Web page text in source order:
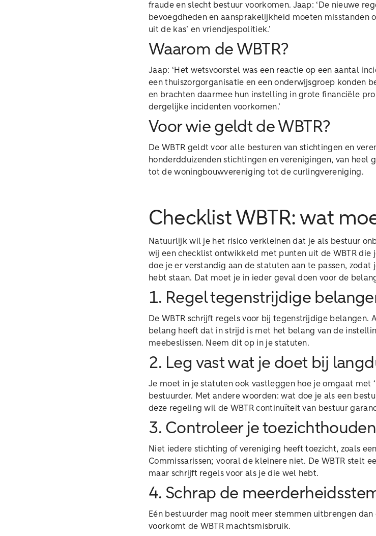
fraude en slecht bestuur voorkomen. Jaap: ‘De nieuwe
bevoegdheden en aansprakelijkheid moeten misstanden
uit de kas’ en vriendjespolitiek.’
Waarom de WBTR?
Jaap: ‘Het wetsvoorstel was een reactie op een aantal
een thuiszorgorganisatie en een onderwijsgroep konden
en brachten daarmee hun instelling in grote financiële
dergelijke incidenten voorkomen.’
Voor wie geldt de WBTR?
De WBTR geldt voor alle besturen van stichtingen en
honderdduizenden stichtingen en verenigingen, van
tot de woningbouwvereniging tot de curlingvereniging.
Checklist WBTR: wat
Natuurlijk wil je het risico verkleinen dat je als bestuur
wij een checklist ontwikkeld met punten uit de WBTR die
doe je er verstandig aan de statuten aan te passen,
hebt staan. Dat moet je in ieder geval doen voor de
1. Regel tegenstrijdige
De WBTR schrijft regels voor bij tegenstrijdige belangen.
belang heeft dat in strijd is met het belang van de
meebeslissen. Neem dit op in je statuten.
2. Leg vast wat je doet bij
Je moet in je statuten ook vastleggen hoe je omgaat met
bestuurder. Met andere woorden: wat doe je als een
deze regeling wil de WBTR continuïteit van bestuur
3. Controleer je
Niet iedere stichting of vereniging heeft toezicht, zoals
Commissarissen; vooral de kleinere niet. De WBTR stelt
maar schrijft regels voor als je die wel hebt.
4. Schrap de
Eén bestuurder mag nooit meer stemmen uitbrengen
voorkomt de WBTR machtsmisbruik.